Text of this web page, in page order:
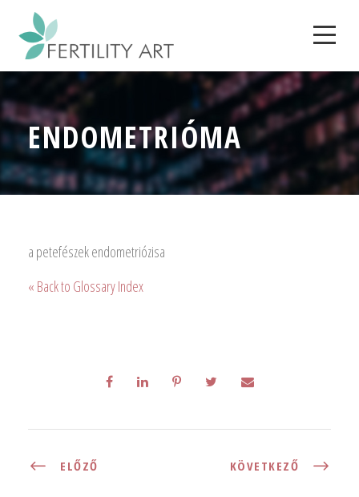
ENDOMETRIÓMA
a petefészek endometriózisa
« Back to Glossary Index
ELŐZŐ KÖVETKEZŐ